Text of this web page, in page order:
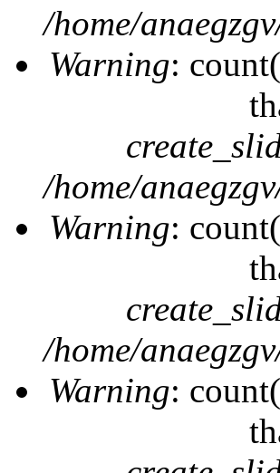
/home/
Warning:
/home/
Warning:
/home/
Warning: